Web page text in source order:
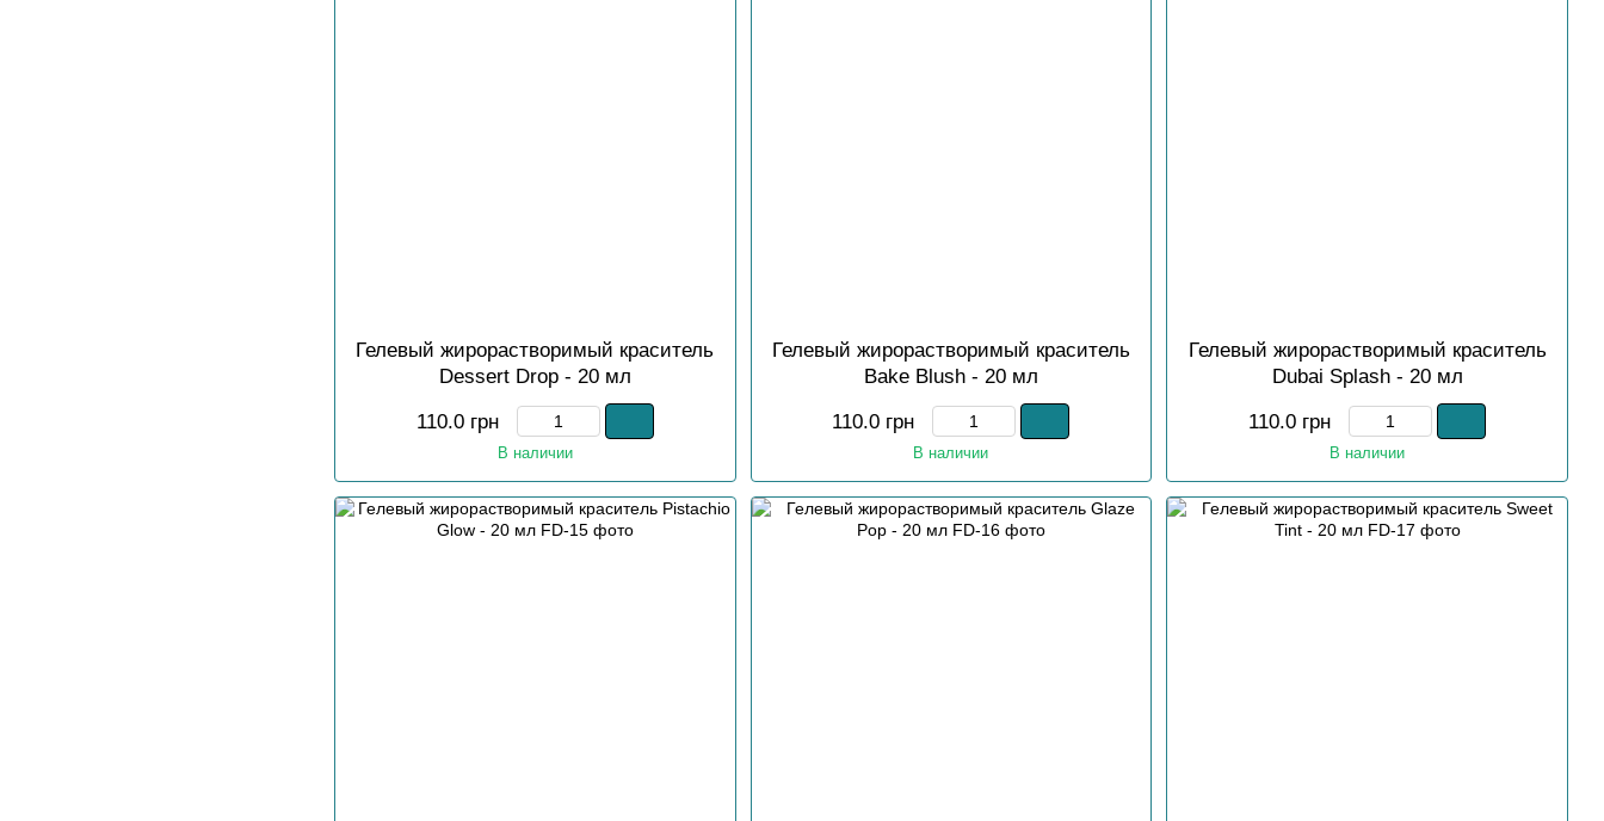
Гелевый жирорастворимый краситель
Dessert Drop - 20 мл
110.0 грн
В наличии
Гелевый жирорастворимый краситель
Bake Blush - 20 мл
110.0 грн
В наличии
Гелевый жирорастворимый краситель
Dubai Splash - 20 мл
110.0 грн
В наличии